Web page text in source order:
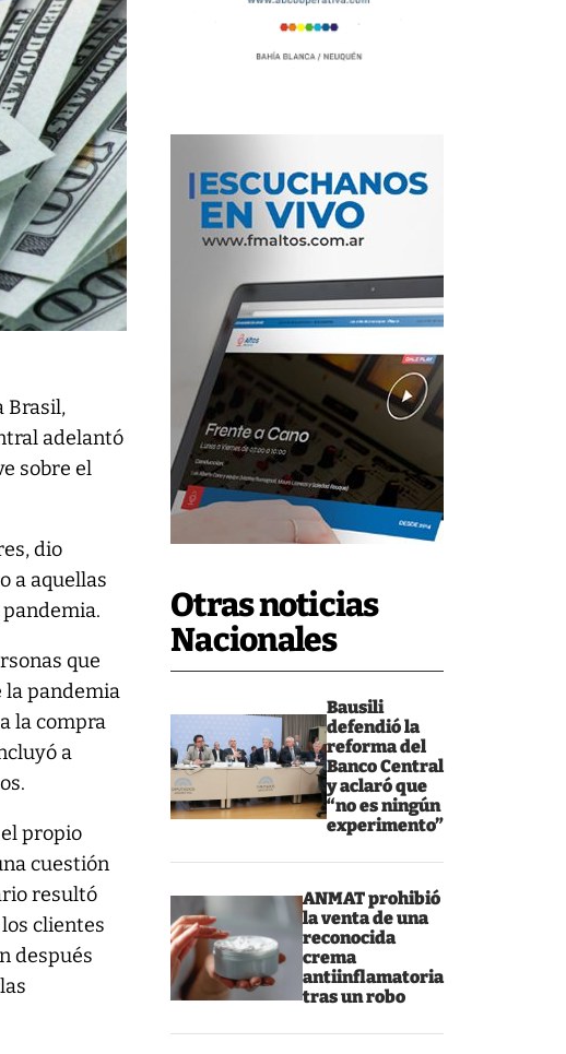
Otras noticias
Nacionales
Bausili
defendió la
reforma del
Banco Central
y aclaró que
“no es ningún
experimento”
ANMAT prohibió
la venta de una
reconocida
crema
antiinflamatoria
tras un robo
Brasil,
adelantó
sobre el
dio
a aquellas
que
la pandemia
la compra
a
propio
cuestión
resultó
clientes
después